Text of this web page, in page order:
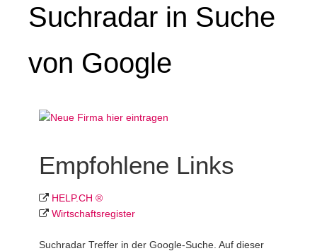
Suchradar in Suche
von Google
Empfohlene Links
HELP.CH ®
Wirtschafts­register
Suchradar Treffer in der Google-Suche. Auf dieser